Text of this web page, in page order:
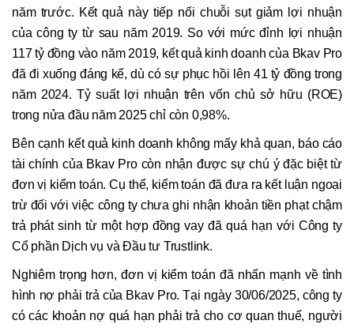
năm trước. Kết quả này tiếp nối chuỗi sụt giảm lợi nhuận
của công ty từ sau năm 2019. So với mức đỉnh lợi nhuận
117 tỷ đồng vào năm 2019, kết quả kinh doanh của Bkav Pro
đã đi xuống đáng kể, dù có sự phục hồi lên 41 tỷ đồng trong
năm 2024. Tỷ suất lợi nhuận trên vốn chủ sở hữu (ROE)
trong nửa đầu năm 2025 chỉ còn 0,98%.
Bên cạnh kết quả kinh doanh không mấy khả quan, báo cáo
tài chính của Bkav Pro còn nhận được sự chú ý đặc biệt từ
đơn vị kiểm toán. Cụ thể, kiểm toán đã đưa ra kết luận ngoại
trừ đối với việc công ty chưa ghi nhận khoản tiền phạt chậm
trả phát sinh từ một hợp đồng vay đã quá hạn với Công ty
Cổ phần Dịch vụ và Đầu tư Trustlink.
Nghiêm trọng hơn, đơn vị kiểm toán đã nhấn mạnh về tình
hình nợ phải trả của Bkav Pro. Tại ngày 30/06/2025, công ty
có các khoản nợ quá hạn phải trả cho cơ quan thuế, người